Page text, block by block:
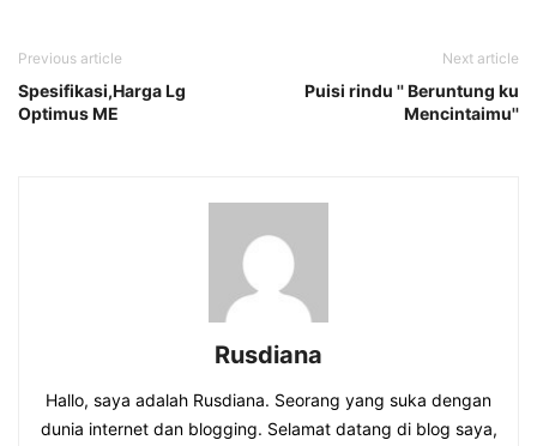
Previous article
Spesifikasi,Harga Lg
Optimus ME
Next article
Puisi rindu '' Beruntung ku
Mencintaimu''
Rusdiana
Hallo, saya adalah Rusdiana. Seorang yang suka dengan
dunia internet dan blogging. Selamat datang di blog saya,